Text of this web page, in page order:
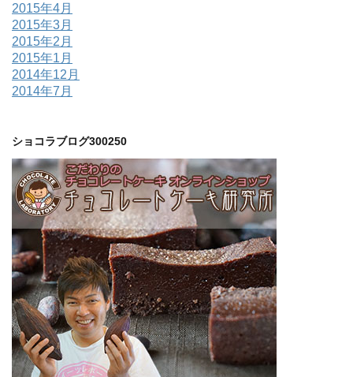
2015年4月
2015年3月
2015年2月
2015年1月
2014年12月
2014年7月
ショコラブログ300250